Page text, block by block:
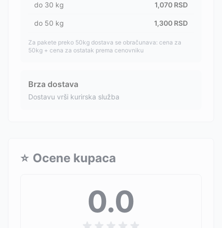
do 30 kg 1,070 RSD
do 50 kg 1,300 RSD
Za pakete preko 50kg dostava se obračunava: cena za
50kg + cena za ostatak prema cenovniku
Brza dostava
Dostavu vrši kurirska služba
⭐ Ocene kupaca
0.0